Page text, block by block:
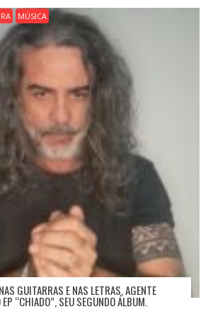
MÚSICA
GUITARRAS E NAS LETRAS, AGENTE
EP “CHIADO”, SEU SEGUNDO ÁLBUM.